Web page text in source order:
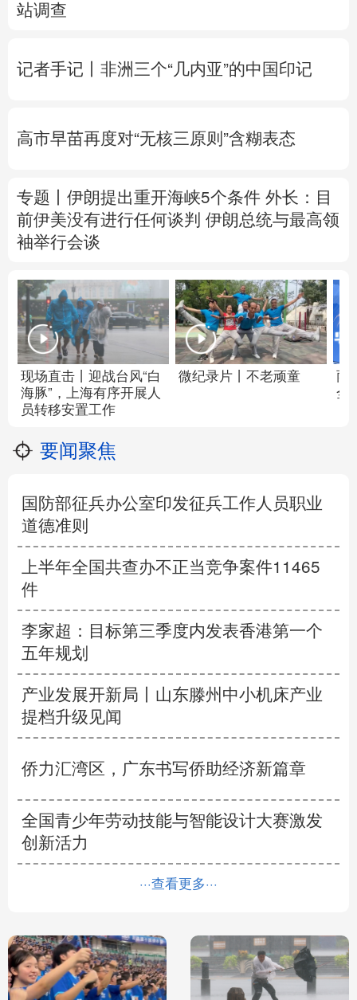
站调查
记者手记丨非洲三个“几内亚”的中国印记
高市早苗再度对“无核三原则”含糊表态
专题丨 伊朗提出重开海峡5个条件 外长：目
前伊美没有进行任何谈判 伊朗总统与最高领
袖举行会谈
现场直击丨迎战台风“白
海豚”，上海有序开展人
员转移安置工作
微纪录片丨不老顽童
雨
全
要闻聚焦
国防部征兵办公室印发征兵工作人员职业
道德准则
上半年全国共查办不正当竞争案件11465
件
李家超：目标第三季度内发表香港第一个
五年规划
产业发展开新局丨 山东滕州中小机床产业
提档升级见闻
侨力汇湾区，广东书写侨助经济新篇章
全国青少年劳动技能与智能设计大赛激发
创新活力
···查看更多···